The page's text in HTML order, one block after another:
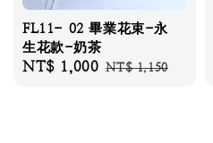
FL11- 02 畢業花束-永
生花款-奶茶
Sale
NT$ 1,000 Regular
NT$ 1,150